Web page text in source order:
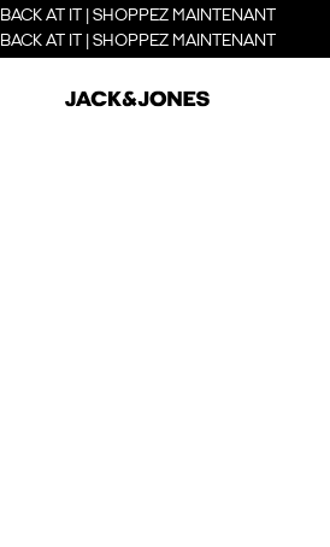
BACK AT IT | SHOPPEZ MAINTENANT
BACK AT IT | SHOPPEZ MAINTENANT